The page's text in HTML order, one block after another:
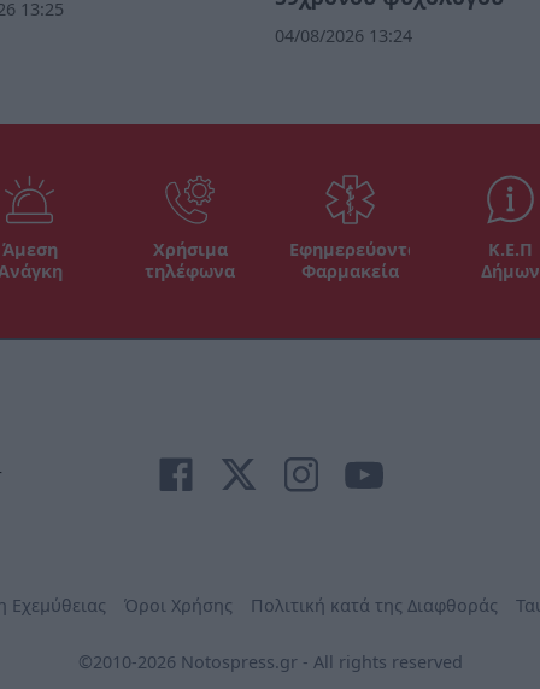
13:25
04/08/2026 13:24
Άμεση
Χρήσιμα
τηλέφωνα
Εφημερεύοντα
Φαρμακεία
Κ.Ε.Π
Δήμων
Εχεμύθειας Όροι Χρήσης Πολιτική κατά της Διαφθοράς
©2010-2026 Notospress.gr - All rights reserved